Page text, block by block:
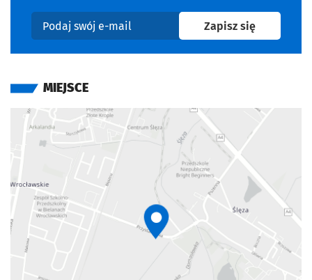
Podaj swój e-mail
Zapisz sięna
MIEJSCE